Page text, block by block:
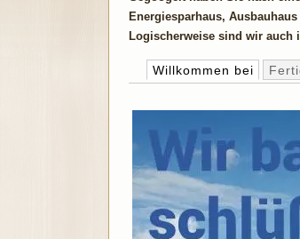
Energiesparhaus,
Logischerweise sind wir auch
Willkommen bei